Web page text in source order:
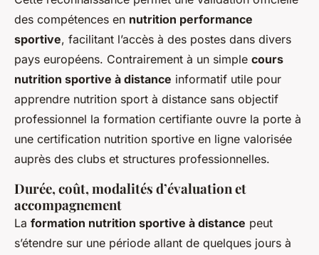
des compétences en nutrition performance
sportive, facilitant l’accès à des postes dans divers
pays européens. Contrairement à un simple cours
nutrition sportive à distance informatif utile pour
apprendre nutrition sport à distance sans objectif
professionnel la formation certifiante ouvre la porte à
une certification nutrition sportive en ligne valorisée
auprès des clubs et structures professionnelles.
Durée, coût, modalités d’évaluation et
accompagnement
La formation nutrition sportive à distance peut
s’étendre sur une période allant de quelques jours à